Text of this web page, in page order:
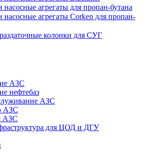
насосные агрегаты для пропан-бутана
насосные агрегаты Corken для пропан-
колонки для СУГ
АЗС
нефтебаз
АЗС
АЗС
АЗС
для ЦОД и ДГУ